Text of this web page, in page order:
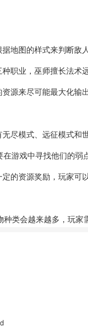
地图的样式来判断
职业，巫师擅长法
源来尽可能最大化输
尽模式、远征模式
游戏中寻找他们的
的资源奖励，玩家可
类会越来越多，玩家